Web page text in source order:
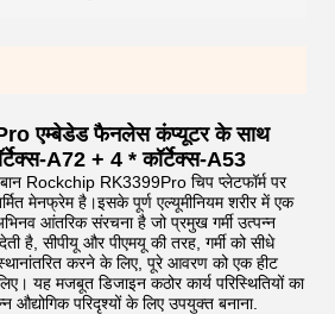
एम्बेडेड फैनलेस कंप्यूटर के साथ
A72 + 4 * कॉर्टेक्स-A53
Rockchip RK3399Pro चिप प्लेटफॉर्म पर
मेनफ्रेम है।इसके पूर्ण एल्यूमीनियम शरीर में एक
आंतरिक संरचना है जो प्रमुख गर्मी उत्पन्न
है, सीपीयू और पीएमयू की तरह, गर्मी को सीधे
करने के लिए, पूरे आवरण को एक हीट
यह मजबूत डिजाइन कठोर कार्य परिस्थितियों का
औद्योगिक परिदृश्यों के लिए उपयुक्त बनाना.